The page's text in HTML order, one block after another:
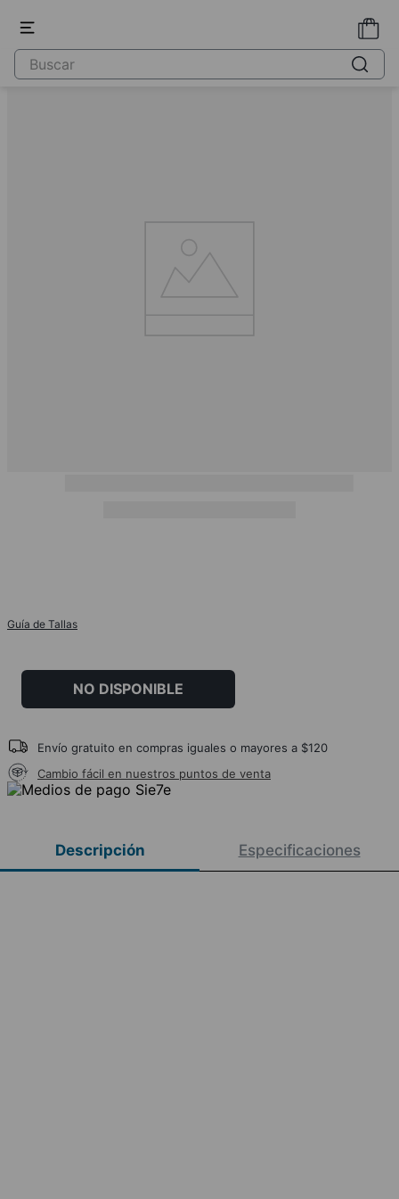
Guía de Tallas
NO DISPONIBLE
Envío gratuito en compras iguales o mayores a $120
Cambio fácil en nuestros puntos de venta
Descripción Especificaciones